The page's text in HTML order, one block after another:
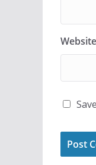
Website